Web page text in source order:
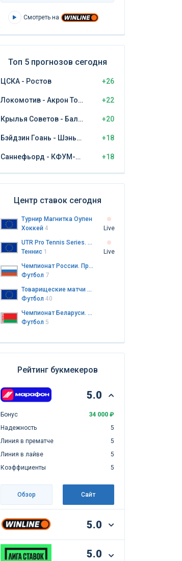
Смотреть на
Топ 5 прогнозов сегодня
ЦСКА - Ростов +26
Локомотив - Акрон Тольятти +22
Крылья Советов - Балтика Калининград +20
Бэйдзин Гоань - Шэньчжэнь Пэн Сити +18
Саннефьорд - КФУМ-Камератене +18
Центр ставок сегодня
Турнир Магнитка Оупен
Хоккей 4
Live
UTR Pro Tennis Series. Кавагути
Теннис 1
Live
Чемпионат России. Премьер-лига
Футбол 7
Товарищеские матчи клубов
Футбол 40
Чемпионат Беларуси. Высшая лига
Футбол 5
Рейтинг букмекеров
5.0
Бонус
34 000 ₽
Надежность
5
Линия в прематче
5
Линия в лайве
5
Коэффициенты
5
Обзор Сайт
5.0
5.0